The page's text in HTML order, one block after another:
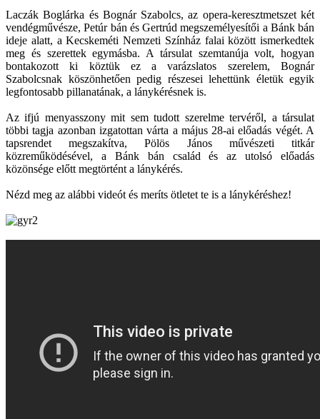
Laczák Boglárka és Bognár Szabolcs, az opera-keresztmetszet két
vendégművésze, Petúr bán és Gertrúd megszemélyesítői a Bánk bán
ideje alatt, a Kecskeméti Nemzeti Színház falai között ismerkedtek
meg és szerettek egymásba. A társulat szemtanúja volt, hogyan
bontakozott ki köztük ez a varázslatos szerelem, Bognár
Szabolcsnak köszönhetően pedig részesei lehettünk életük egyik
legfontosabb pillanatának, a lánykérésnek is.
Az ifjú menyasszony mit sem tudott szerelme tervéről, a társulat
többi tagja azonban izgatottan várta a május 28-ai előadás végét. A
tapsrendet megszakítva, Pölös János művészeti titkár
közreműködésével, a Bánk bán család és az utolsó előadás
közönsége előtt megtörtént a lánykérés.
Nézd meg az alábbi videót és meríts ötletet te is a lánykéréshez!